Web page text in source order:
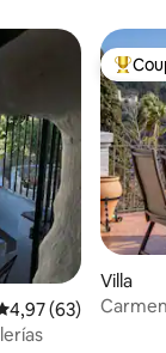
: 4,96 sur 5
moyenne
4,97 (63)
Villa